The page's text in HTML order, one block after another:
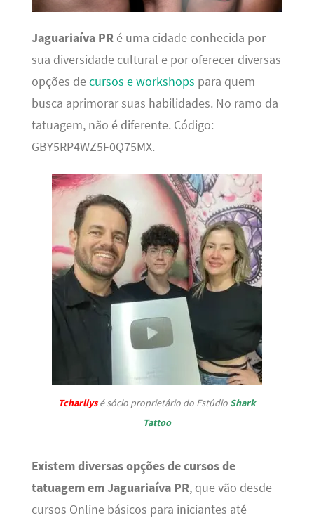
Jaguariaíva PRé uma cidade conhecida por
sua diversidade cultural e por oferecer diversas
opções decursos e workshops para quem
busca aprimorar suas habilidades. No ramo da
tatuagem, não é diferente. Código:
GBY5RP4WZ5F0Q75MX.
Tcharllysé sócio proprietário do Estúdio Shark
Tattoo
Existem diversas opções de cursos de
tatuagem em Jaguariaíva PR, que vão desde
cursos Online básicos para iniciantes até